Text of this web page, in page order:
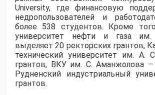
University, где финансовую
недропользователей и
более 538 студентов. Кроме
университет нефти и газа
выделяет 20 ректорских грантов,
технический университет им. А.
грантов, ВКУ им. С. Аманжолова –
Рудненский индустриальный
грантов.